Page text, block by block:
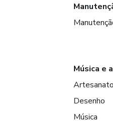
Música e
Artesanato
Desenho
Música